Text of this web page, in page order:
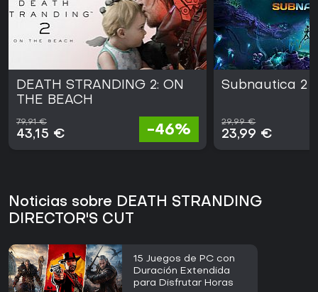
DEATH STRANDING 2: ON
THE BEACH
79,91 €
43,15 € -46%
Subnautica 2
29,99 €
23,99 €
Noticias sobre DEATH STRANDING
DIRECTOR'S CUT
15 Juegos de PC con
Duración Extendida
para Disfrutar Horas